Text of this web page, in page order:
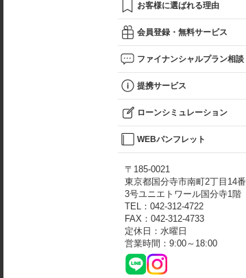
お客様に選ばれる理由
会員登録・無料サービス
ファイナンシャルプラン相談
提携サービス
ローンシミュレーション
WEBパンフレット
〒185-0021
東京都国分寺市南町2丁目14番
3号ユニエトワール国分寺1階
TEL：042-312-4722
FAX：042-312-4733
定休日：水曜日
営業時間：9:00～18:00